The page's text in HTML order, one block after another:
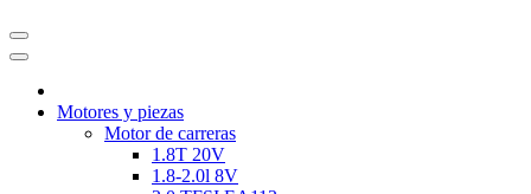
Motores y piezas
Motor de carreras
1.8T 20V
1.8-2.0l 8V